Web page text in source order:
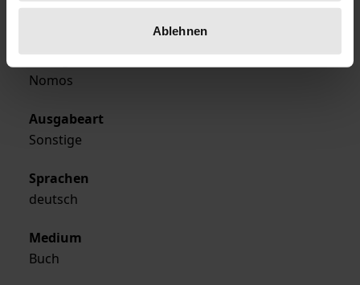
Ablehnen
Verlag
Nomos
Ausgabeart
Sonstige
Sprachen
deutsch
Medium
Buch